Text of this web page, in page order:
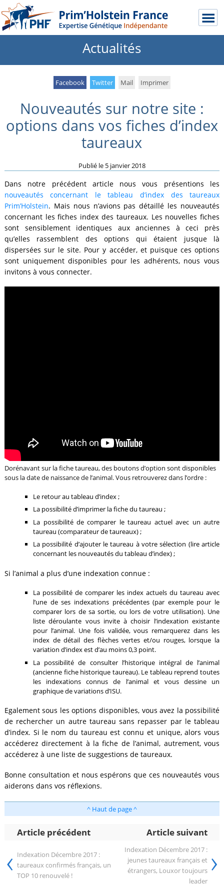
Actualités
Facebook Twitter Mail Imprimer
Nouveautés sur notre site :
options dans vos fiches d’index
taureaux
Publié le 5 janvier 2018
Dans notre précédent article nous vous présentions les
nouveautés concernant le tableau d’index des taureaux
Prim’Holstein. Mais nous n’avions pas détaillé les nouveautés
concernant les fiches index des taureaux. Les nouvelles fiches
sont sensiblement identiques aux anciennes à ceci près
qu’elles rassemblent des options qui étaient jusque là
dispersées sur le site. Pour y accéder, et puisque ces options
sont uniquement disponibles pour les adhérents, nous vous
invitons à vous connecter.
Dorénavant sur la fiche taureau, des boutons d’option sont disponibles
sous la date de naissance de l’animal. Vous retrouverez dans l’ordre :
Le retour au tableau d’index ;
La possibilité d’imprimer la fiche du taureau ;
La possibilité de comparer le taureau actuel avec un autre
taureau (comparateur de taureaux) ;
La possibilité d’ajouter le taureau à votre sélection (lire article
concernant les nouveautés du tableau d’index) ;
Si l’animal a plus d’une indexation connue :
La possibilité de comparer les index actuels du taureau avec
l’une de ses indexations précédentes (par exemple pour le
comparer lors de sa sortie, ou lors de votre utilisation). Une
liste déroulante vous invite à choisir l’indexation existante
pour l’animal. Une fois validée, vous remarquerez dans les
index de détail des flèches vertes et/ou rouges, lorsque la
variation d’index est d’au moins 0,3 point.
La possibilité de consulter l’historique intégral de l’animal
(ancienne fiche historique taureau). Le tableau reprend toutes
les indexations connus de l’animal et vous dessine un
graphique de variations d’ISU.
Egalement sous les options disponibles, vous avez la possibilité
de rechercher un autre taureau sans repasser par le tableau
d’index. Si le nom du taureau est connu et unique, alors vous
accéderez directement à la fiche de l’animal, autrement, vous
accéderez à une liste de suggestions de taureaux.
Bonne consultation et nous espérons que ces nouveautés vous
aiderons dans vos réflexions.
^ Haut de page ^
Article précédent Article suivant
‹ Indexation Décembre 2017 :
taureaux confirmés français, un
TOP 10 renouvelé !
Indexation Décembre 2017 :
jeunes taureaux français et
étrangers, Louxor toujours
leader ›